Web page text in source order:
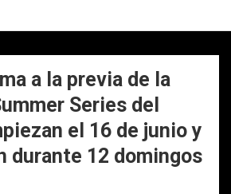
a la previa de la
Series del
el 16 de junio y
durante 12 domingos